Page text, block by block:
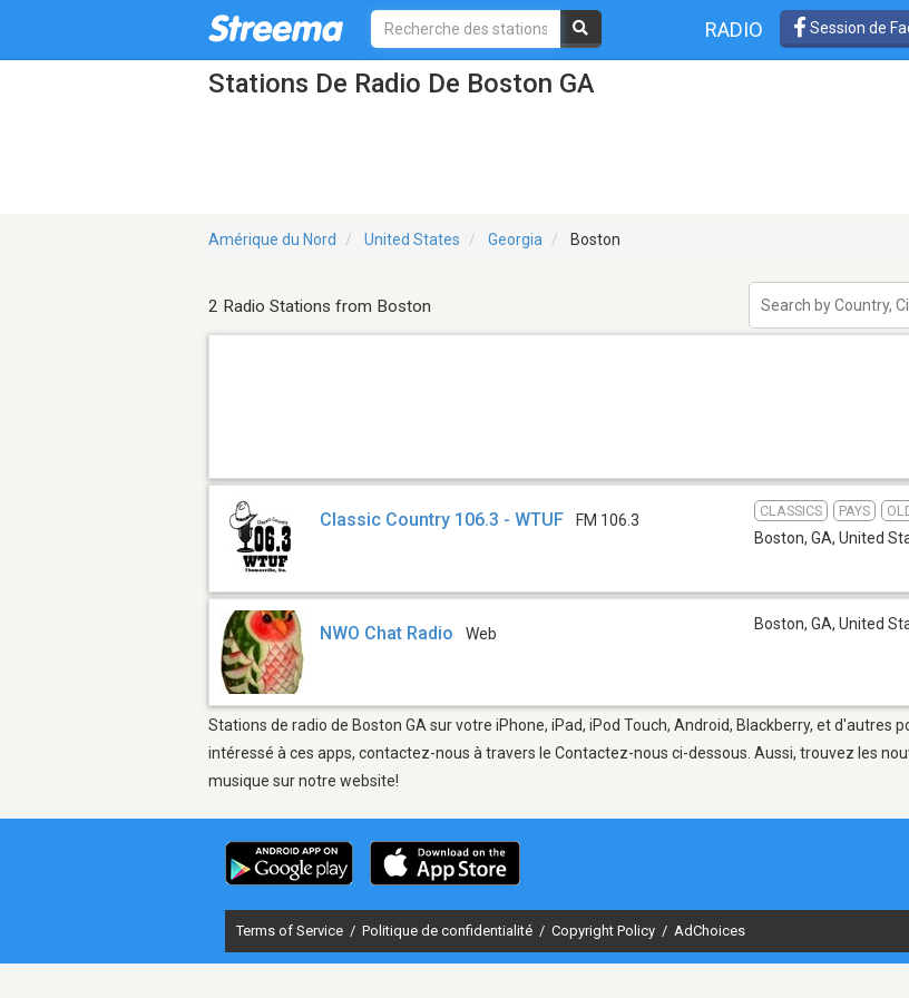
RADIO Session de
Stations De Radio De Boston GA
Amérique du Nord United States Georgia Boston
2 Radio Stations from Boston
Classic Country 106.3 - WTUF FM 106.3
CLASSICS PAYS
Boston, GA, United
NWO Chat Radio Web
Boston, GA, United
Stations de radio de Boston GA sur votre iPhone, iPad, iPod Touch, Android, Blackberry, et d'autres
intéressé à ces apps, contactez-nous à travers le Contactez-nous ci-dessous. Aussi, trouvez les
musique sur notre website!
Terms of Service / Politique de confidentialité / Copyright Policy / AdChoices